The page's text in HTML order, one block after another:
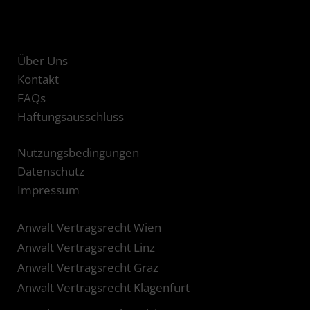
Über Uns
Kontakt
FAQs
Haftungsausschluss
Nutzungsbedingungen
Datenschutz
Impressum
Anwalt Vertragsrecht Wien
Anwalt Vertragsrecht Linz
Anwalt Vertragsrecht Graz
Anwalt Vertragsrecht Klagenfurt